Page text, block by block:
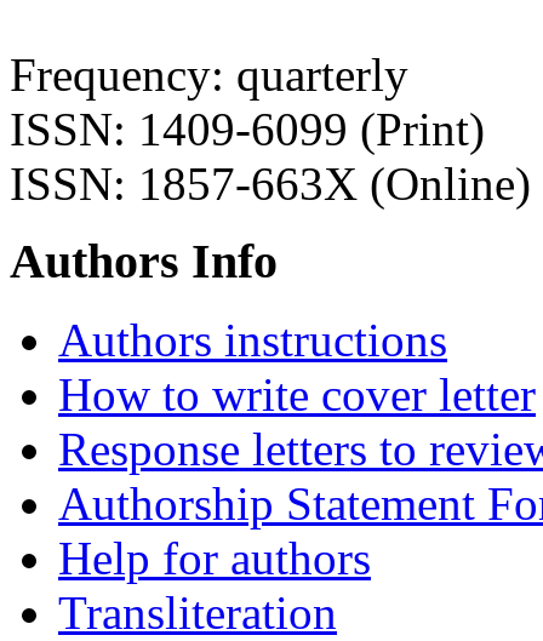
Frequency: quarterly
ISSN: 1409-6099 (Print)
ISSN: 1857-663X (Online)
Authors Info
Authors instructions
How to write cover letter
Response letters to
Authorship Statement
Help for authors
Transliteration